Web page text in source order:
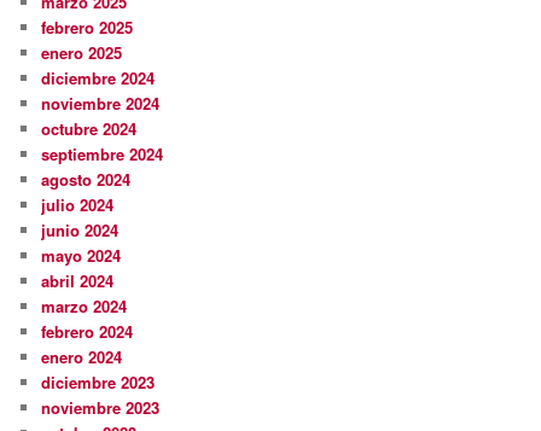
febrero 2025
enero 2025
diciembre 2024
noviembre 2024
octubre 2024
septiembre 2024
agosto 2024
julio 2024
junio 2024
mayo 2024
abril 2024
marzo 2024
febrero 2024
enero 2024
diciembre 2023
noviembre 2023